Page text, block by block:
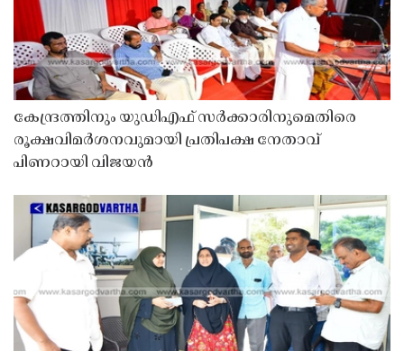
കേന്ദ്രത്തിനും യുഡിഎഫ് സർക്കാരിനുമെതിരെ
രൂക്ഷവിമർശനവുമായി പ്രതിപക്ഷ നേതാവ്
പിണറായി വിജയൻ